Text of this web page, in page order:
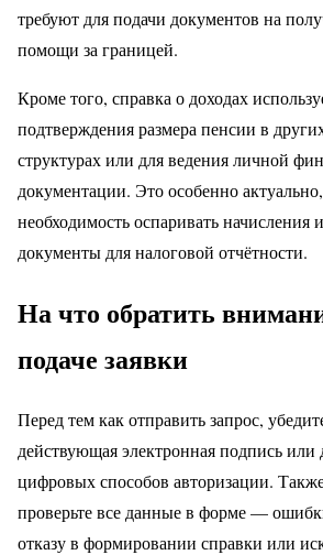
требуют для подачи документов на
помощи за границей.
Кроме того, справка о доходах
подтверждения размера пенсии в
структурах или для ведения личной
документации. Это особенно
необходимость оспаривать начисления
документы для налоговой отчётности.
На что обратить
подаче заявки
Перед тем как отправить запрос,
действующая электронная подпись или
цифровых способов авторизации.
проверьте все данные в форме —
отказу в формировании справки или